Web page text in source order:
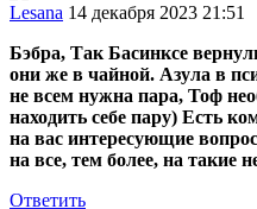
Lesana 14 декабря 2023 21:51
Бэбра, Так Басинксе
они же в чайной. Азула в
не всем нужна пара, Тоф
находить себе пару) Есть
на вас интересующие
на все, тем более, на такие
Ответить